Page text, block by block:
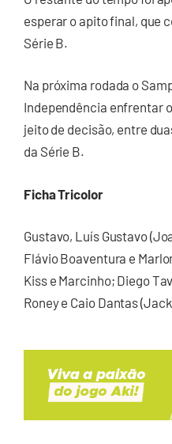
esperar o apito final, que
Série B.
Na próxima rodada o
Independência enfrentar
jeito de decisão, entre
da Série B.
Ficha Tricolor
Gustavo, Luís Gustavo
Flávio Boaventura e
Kiss e Marcinho; Diego
Roney e Caio Dantas